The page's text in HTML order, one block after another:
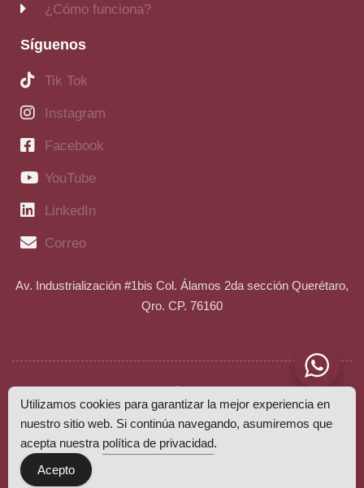
¿Cómo funciona?
Síguenos
Tik Tok
Instagram
Facebook
YouTube
LinkedIn
Correo
Av. Industrialización #1bis Col. Álamos 2da sección Querétaro,
Qro. CP. 76160
Estudia Mas SAPI de CV.
Utilizamos cookies para garantizar la mejor experiencia en
nuestro sitio web. Si continúa navegando, asumiremos que
acepta nuestra política de privacidad.
Acepto